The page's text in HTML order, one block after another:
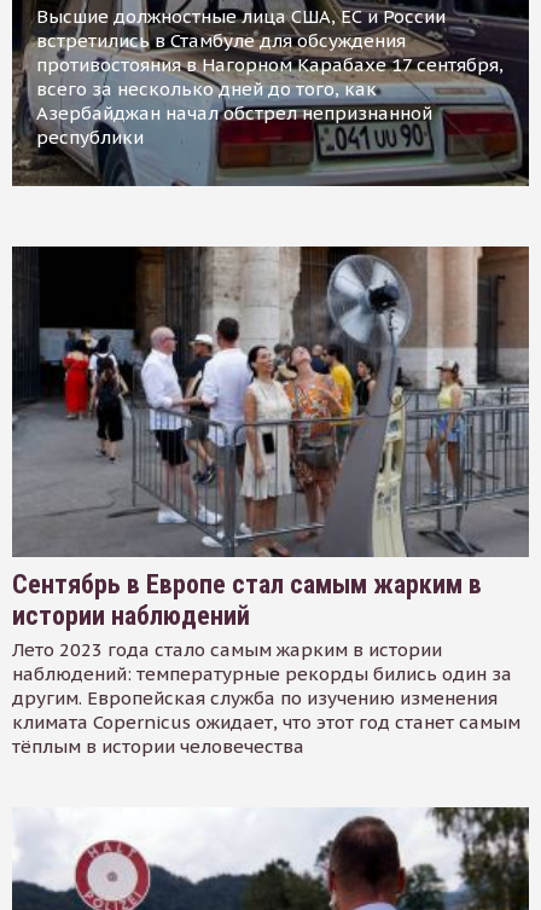
Высшие должностные лица США, ЕС и России
встретились в Стамбуле для обсуждения
противостояния в Нагорном Карабахе 17 сентября,
всего за несколько дней до того, как
Азербайджан начал обстрел непризнанной
республики
Сентябрь в Европе стал самым жарким в
истории наблюдений
Лето 2023 года стало самым жарким в истории
наблюдений: температурные рекорды бились один за
другим. Европейская служба по изучению изменения
климата Copernicus ожидает, что этот год станет самым
тёплым в истории человечества